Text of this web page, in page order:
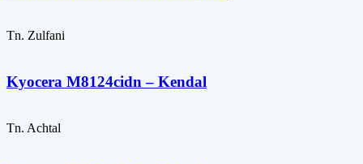
Tn. Zulfani
Kyocera M8124cidn – Kendal
Tn. Achtal